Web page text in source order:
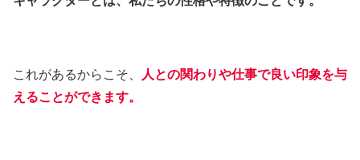
これがあるからこそ、
人との関わりや仕事で良い印象を与
えることができます。